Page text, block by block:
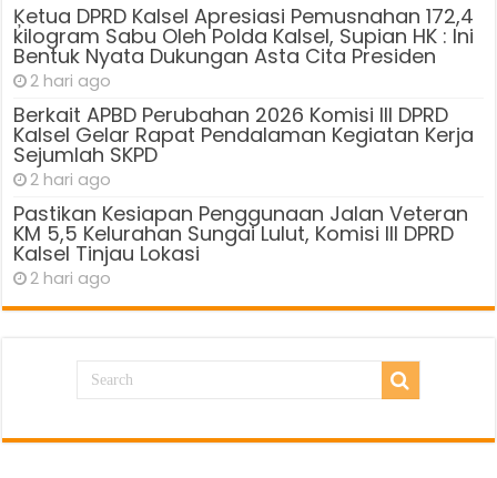
Ķetua DPRD Kalsel Apresiasi Pemusnahan 172,4
kilogram Sabu Oleh Polda Kalsel, Supian HK : Ini
Bentuk Nyata Dukungan Asta Cita Presiden
2 hari ago
Berkait APBD Perubahan 2026 Komisi III DPRD
Kalsel Gelar Rapat Pendalaman Kegiatan Kerja
Sejumlah SKPD
2 hari ago
Pastikan Kesiapan Penggunaan Jalan Veteran
KM 5,5 Kelurahan Sungai Lulut, Komisi III DPRD
Kalsel Tinjau Lokasi
2 hari ago